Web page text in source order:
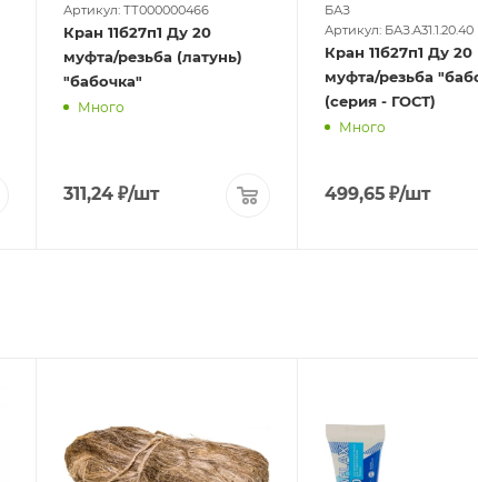
Артикул: ТТ000000466
Кран 11б27п1 Ду 20
муфта/резьба (латунь)
"бабочка"
Много
311,24 ₽/шт
БАЗ
Артикул: БАЗ.А31.1.20.40
Кран 11б27п1 Ду 20
муфта/резьба
(серия - ГОСТ)
Много
499,65₽/шт